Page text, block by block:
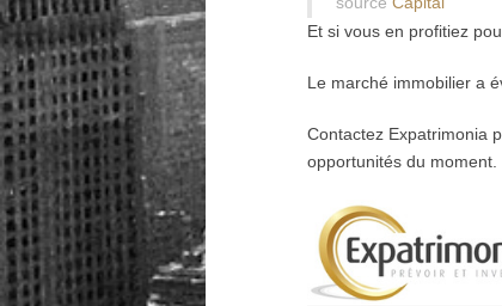
Et si vous en profitiez
Le marché immobilier a
Contactez Expatrimonia
opportunités du moment.